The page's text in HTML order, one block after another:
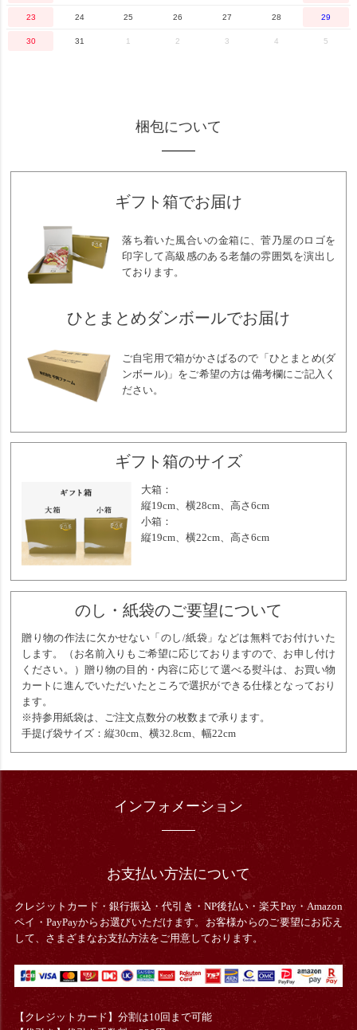
23 24 25 26 27 28 29
30 31 1 2 3 4 5
梱包について
ギフト箱でお届け
落ち着いた風合いの金箱に、菅乃屋のロゴを
印字して高級感のある老舗の雰囲気を演出し
ております。
ひとまとめダンボールでお届け
ご自宅用で箱がかさばるので「ひとまとめ(ダ
ンボール)」をご希望の方は備考欄にご記入く
ださい。
ギフト箱のサイズ
大箱：
縦19cm、横28cm、高さ6cm
小箱：
縦19cm、横22cm、高さ6cm
のし・紙袋のご要望について
贈り物の作法に欠かせない「のし/紙袋」などは無料でお付けいた
します。（お名前入りもご希望に応じておりますので、お申し付け
ください。）贈り物の目的・内容に応じて選べる熨斗は、お買い物
カートに進んでいただいたところで選択ができる仕様となっており
ます。
※持参用紙袋は、ご注文点数分の枚数まで承ります。
手提げ袋サイズ：縦30cm、横32.8cm、幅22cm
インフォメーション
お支払い方法について
クレジットカード・銀行振込・代引き・NP後払い・楽天Pay・Amazon
ペイ・PayPayからお選びいただけます。お客様からのご要望にお応え
して、さまざまなお支払方法をご用意しております。
【クレジットカード】分割は10回まで可能